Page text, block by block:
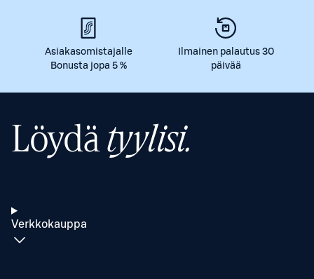
Asiakasomistajalle
Bonusta jopa 5 %
Ilmainen palautus 30
päivää
Löydätyylisi.
Verkkokauppa